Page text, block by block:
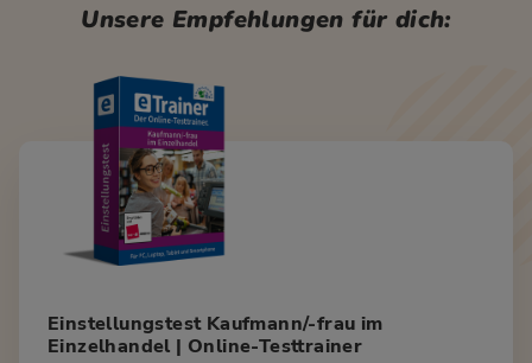
Unsere Empfehlungen für dich:
Einstellungstest Kaufmann/-frau im
Einzelhandel | Online-Testtrainer